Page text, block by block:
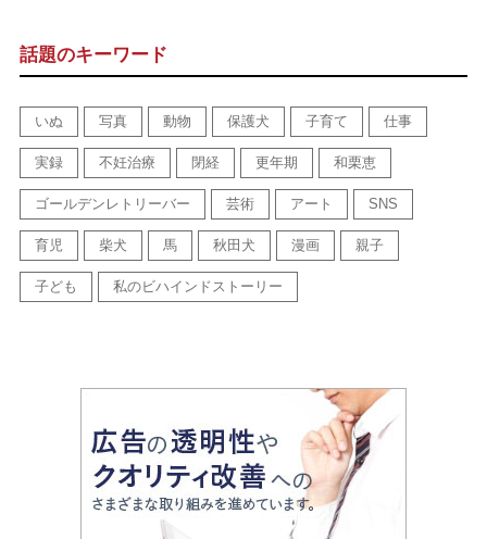
話題のキーワード
いぬ 写真 動物 保護犬 子育て 仕事
実録 不妊治療 閉経 更年期 和栗恵
ゴールデンレトリーバー 芸術 アート SNS
育児 柴犬 馬 秋田犬 漫画 親子
子ども 私のビハインドストーリー